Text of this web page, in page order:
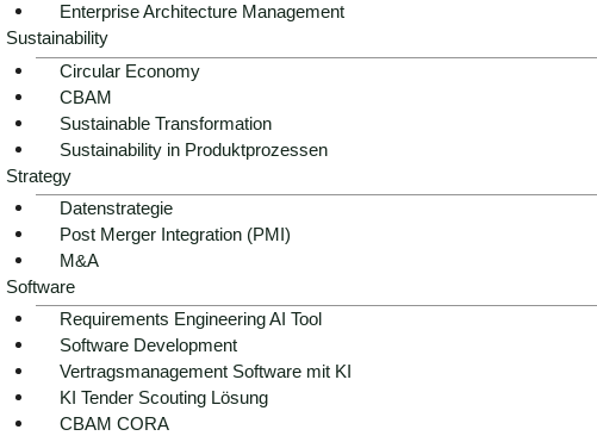
Enterprise Architecture Management
Sustainability
Circular Economy
CBAM
Sustainable Transformation
Sustainability in Produktprozessen
Strategy
Datenstrategie
Post Merger Integration (PMI)
M&A
Software
Requirements Engineering AI Tool
Software Development
Vertragsmanagement Software mit KI
KI Tender Scouting Lösung
CBAM CORA